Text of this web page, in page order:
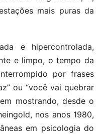
mais puras da
e hipercontrolada,
e limpo, o tempo da
por frases
ou “você vai quebrar
mostrando, desde o
nos anos 1980,
em psicologia do